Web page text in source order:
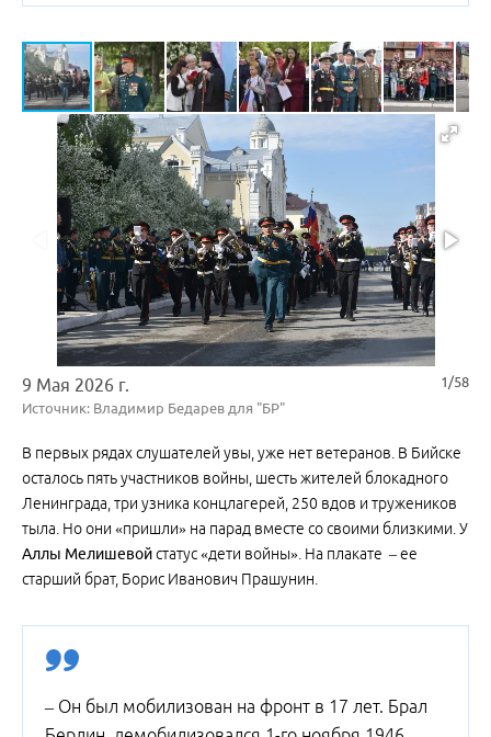
1/58
9 Мая 2026 г.
Источник: Владимир Бедарев для "БР"
В первых рядах слушателей увы, уже нет ветеранов. В Бийске
осталось пять участников войны, шесть жителей блокадного
Ленинграда, три узника концлагерей, 250 вдов и тружеников
тыла. Но они «пришли» на парад вместе со своими близкими. У
Аллы Мелишевойстатус «дети войны». На плакате – ее
старший брат, Борис Иванович Прашунин.
– Он был мобилизован на фронт в 17 лет. Брал